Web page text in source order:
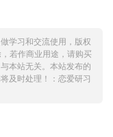
学习和交流使用，版权
若作商业用途，请购买
本站无关。本站发布的
及时处理！： 恋爱研习